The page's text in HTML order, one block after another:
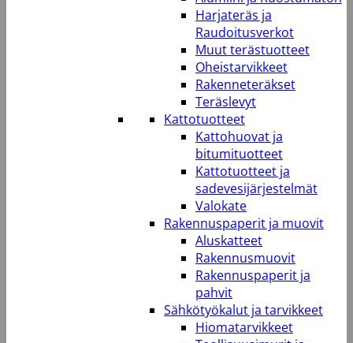
Harjateräs ja
Raudoitusverkot
Muut terästuotteet
Oheistarvikkeet
Rakenneteräkset
Teräslevyt
Kattotuotteet
Kattohuovat ja
bitumituotteet
Kattotuotteet ja
sadevesijärjestelmät
Valokate
Rakennuspaperit ja muovit
Aluskatteet
Rakennusmuovit
Rakennuspaperit ja
pahvit
Sähkötyökalut ja tarvikkeet
Hiomatarvikkeet